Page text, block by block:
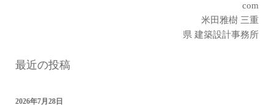
com
米田雅樹 三重
県 建築設計事務所
最近の投稿
2026年7月28日